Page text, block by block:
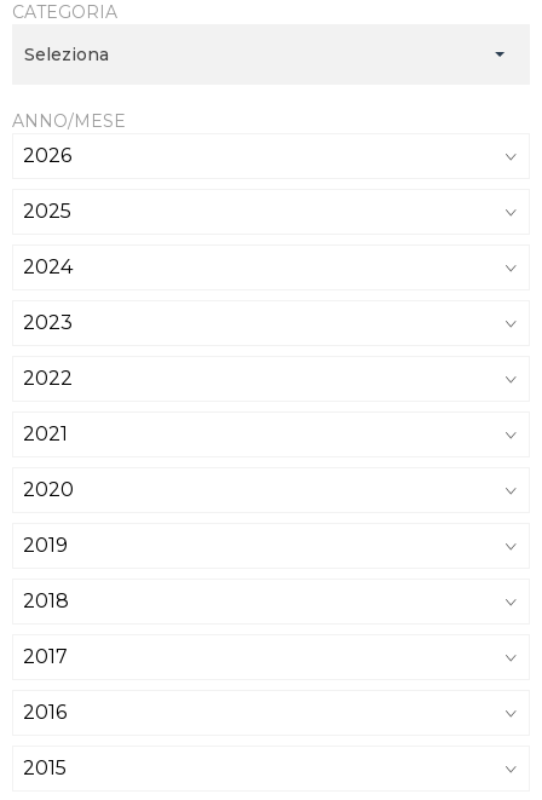
CATEGORIA
Seleziona
ANNO/MESE
2026
2025
2024
2023
2022
2021
2020
2019
2018
2017
2016
2015